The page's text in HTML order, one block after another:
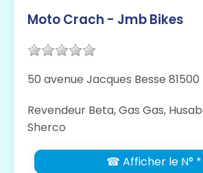
Moto Crach - Jmb Bikes
50 avenue Jacques Besse 81500
Revendeur Beta, Gas Gas,
Sherco
☎ Afficher le N° *